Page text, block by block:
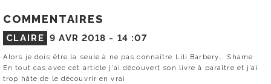
COMMENTAIRES
CLAIRE 9 AVR 2018 - 14 :07
Alors je dois être la seule à ne pas connaître Lili Barbery…. Shame
En tout cas avec cet article j’ai découvert son livre à paraître et j’ai
trop hâte de le découvrir en vrai